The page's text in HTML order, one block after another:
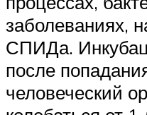
заболеваниях,
СПИДа.
после
человеческий